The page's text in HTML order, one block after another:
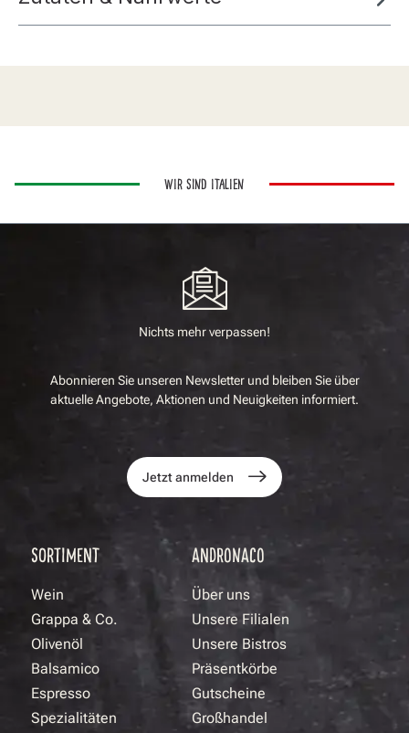
WIR SIND ITALIEN
Nichts mehr verpassen!
Abonnieren Sie unseren Newsletter und bleiben Sie über
aktuelle Angebote, Aktionen und Neuigkeiten informiert.
Jetzt anmelden
SORTIMENT
Wein
Grappa & Co.
Olivenöl
Balsamico
Espresso
Spezialitäten
ANDRONACO
Über uns
Unsere Filialen
Unsere Bistros
Präsentkörbe
Gutscheine
Großhandel